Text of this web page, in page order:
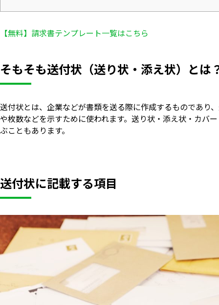
【無料】請求書テンプレート一覧はこちら
そもそも送付状（送り状・添え状）とは
送付状とは、企業などが書類を送る際に作成するものであり
や枚数などを示すために使われます。送り状・添え状・カバ
ぶこともあります。
送付状に記載する項目